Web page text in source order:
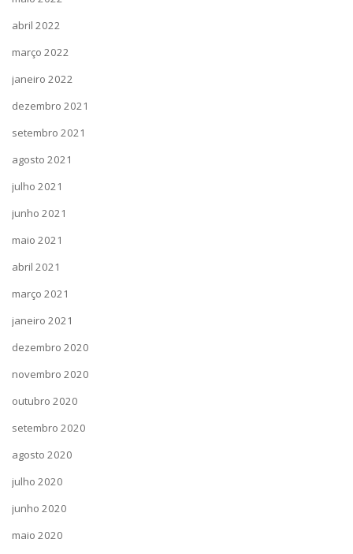
abril 2022
março 2022
janeiro 2022
dezembro 2021
setembro 2021
agosto 2021
julho 2021
junho 2021
maio 2021
abril 2021
março 2021
janeiro 2021
dezembro 2020
novembro 2020
outubro 2020
setembro 2020
agosto 2020
julho 2020
junho 2020
maio 2020